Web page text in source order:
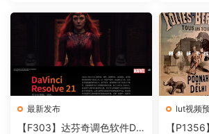
T V4.0
最新发布
【F303】达芬奇调色软件Da
lut视频
【